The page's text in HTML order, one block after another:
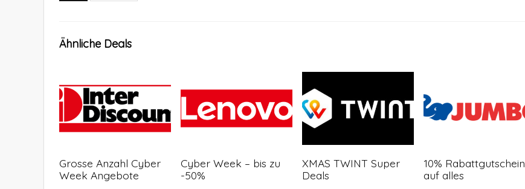
Ähnliche Deals
Grosse Anzahl Cyber
Week Angebote
Cyber Week – bis zu
-50%
XMAS TWINT Super
Deals
10% Rabattgutschein
auf alles